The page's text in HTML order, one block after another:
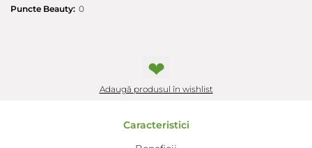
Puncte Beauty: 0
❤
Adaugă produsul în wishlist
Caracteristici